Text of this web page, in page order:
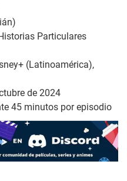
Particulares
(Latinoamérica),
de 2024
45 minutos por episodio